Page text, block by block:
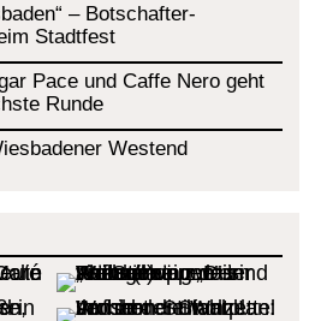
– Botschafter-
Stadtfest
Pace und Caffe Nero geht
Runde
Westend